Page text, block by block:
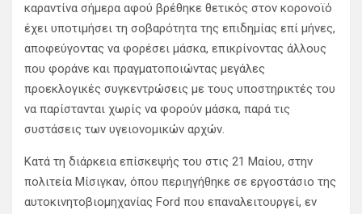
καραντίνα σήμερα αφού βρέθηκε θετικός στον κορονοϊό
έχει υποτιμήσει τη σοβαρότητα της επιδημίας επί μήνες,
αποφεύγοντας να φορέσει μάσκα, επικρίνοντας άλλους
που φοράνε και πραγματοποιώντας μεγάλες
προεκλογικές συγκεντρώσεις με τους υποστηρικτές του
να παρίστανται χωρίς να φορούν μάσκα, παρά τις
συστάσεις των υγειονομικών αρχών.
Κατά τη διάρκεια επίσκεψής του στις 21 Μαίου, στην
πολιτεία Μίσιγκαν, όπου περιηγήθηκε σε εργοστάσιο της
αυτοκινητοβιομηχανίας Ford που επαναλειτουργεί, εν